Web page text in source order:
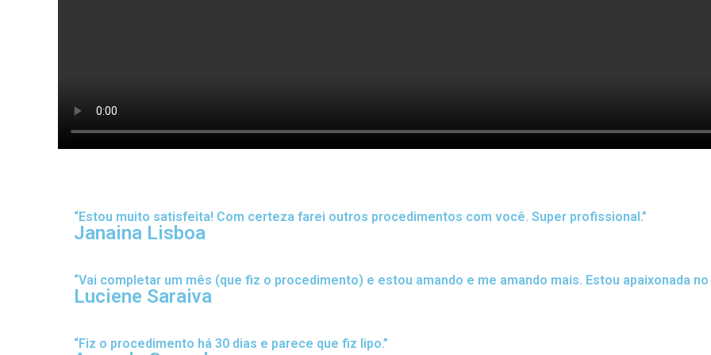
“Estou muito satisfeita! Com certeza farei outros procedimentos com você. Super profissional.”
Janaina Lisboa
“Vai completar um mês (que fiz o procedimento) e estou amando e me amando mais. Estou apaixonada no
Luciene Saraiva
“Fiz o procedimento há 30 dias e parece que fiz lipo.”